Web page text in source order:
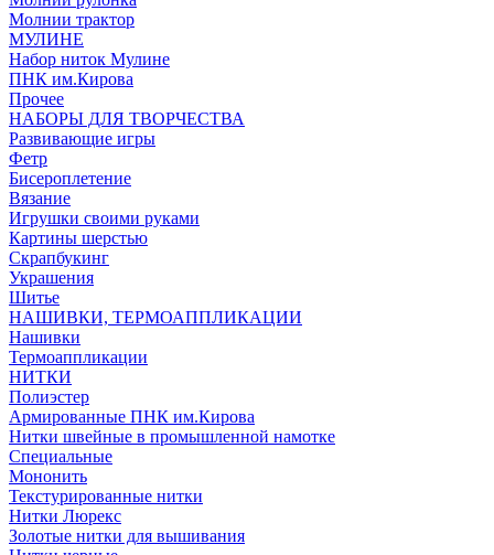
Молнии трактор
МУЛИНЕ
Набор ниток Мулине
ПНК им.Кирова
Прочее
НАБОРЫ ДЛЯ ТВОРЧЕСТВА
Развивающие игры
Фетр
Бисероплетение
Вязание
Игрушки своими руками
Картины шерстью
Скрапбукинг
Украшения
Шитье
НАШИВКИ, ТЕРМОАППЛИКАЦИИ
Нашивки
Термоаппликации
НИТКИ
Полиэстер
Армированные ПНК им.Кирова
Нитки швейные в промышленной намотке
Специальные
Мононить
Текстурированные нитки
Нитки Люрекс
Золотые нитки для вышивания